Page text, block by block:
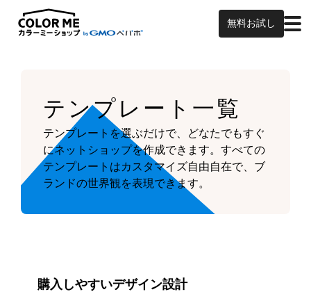
無料お試し
テンプレート一覧
テンプレートを選ぶだけで、どなたでもすぐ
にネットショップを作成できます。すべての
テンプレートはカスタマイズ自由自在で、ブ
ランドの世界観を表現できます。
購入しやすいデザイン設計